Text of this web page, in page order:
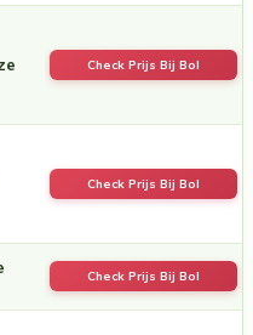
Check Prijs Bij Bol
Check Prijs Bij Bol
Check Prijs Bij Bol